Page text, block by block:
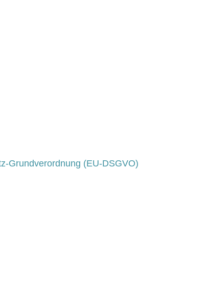
Grundverordnung (EU-DSGVO)